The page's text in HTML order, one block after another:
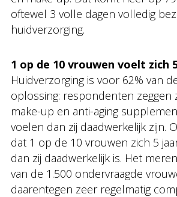
oftewel 3 volle dagen volledig
huidverzorging.
1 op de 10 vrouwen voelt zich
Huidverzorging is voor 62% van
oplossing: respondenten zeggen
make-up en anti-aging
voelen dan zij daadwerkelijk zijn.
dat 1 op de 10 vrouwen zich 5
dan zij daadwerkelijk is. Het
van de 1.500 ondervraagde
daarentegen zeer regelmatig